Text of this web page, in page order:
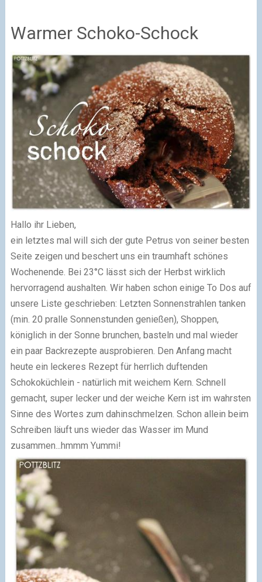
Warmer Schoko-Schock
Hallo ihr Lieben,
ein letztes mal will sich der gute Petrus von seiner besten
Seite zeigen und beschert uns ein traumhaft schönes
Wochenende. Bei 23°C lässt sich der Herbst wirklich
hervorragend aushalten. Wir haben schon einige To Dos auf
unsere Liste geschrieben: Letzten Sonnenstrahlen tanken
(min. 20 pralle Sonnenstunden genießen), Shoppen,
königlich in der Sonne brunchen, basteln und mal wieder
ein paar Backrezepte ausprobieren. Den Anfang macht
heute ein leckeres Rezept für herrlich duftenden
Schokoküchlein - natürlich mit weichem Kern. Schnell
gemacht, super lecker und der weiche Kern ist im wahrsten
Sinne des Wortes zum dahinschmelzen. Schon allein beim
Schreiben läuft uns wieder das Wasser im Mund
zusammen...hmmm Yummi!